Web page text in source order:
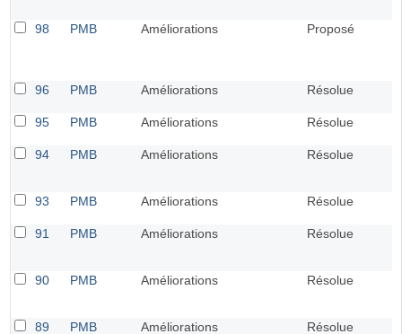
98 PMB Améliorations Proposé
96 PMB Améliorations Résolue
95 PMB Améliorations Résolue
94 PMB Améliorations Résolue
93 PMB Améliorations Résolue
91 PMB Améliorations Résolue
90 PMB Améliorations Résolue
89 PMB Améliorations Résolue